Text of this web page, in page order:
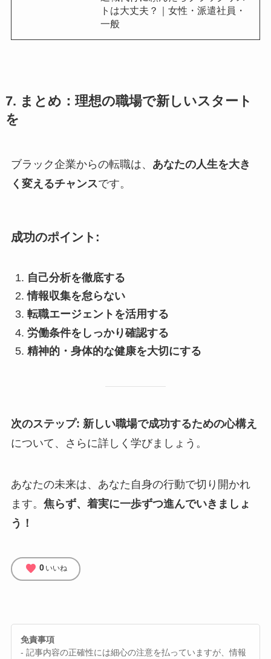
トは大丈夫？｜女性・派遣社員・
一般
7. まとめ：理想の職場で新しいスタート
を
ブラック企業からの転職は、 あなたの人生を大き
く変えるチャンスです。
成功のポイント:
自己分析を徹底する
情報収集を怠らない
転職エージェントを活用する
労働条件をしっかり確認する
精神的・身体的な健康を大切にする
次のステップ: 新しい職場で成功するための心構え
について、さらに詳しく学びましょう。
あなたの未来は、あなた自身の行動で切り開かれ
ます。 焦らず、着実に一歩ずつ進んでいきましょ
う！
favorite 0 いいね
免責事項
- 記事内容の正確性には細心の注意を払っていますが、情報